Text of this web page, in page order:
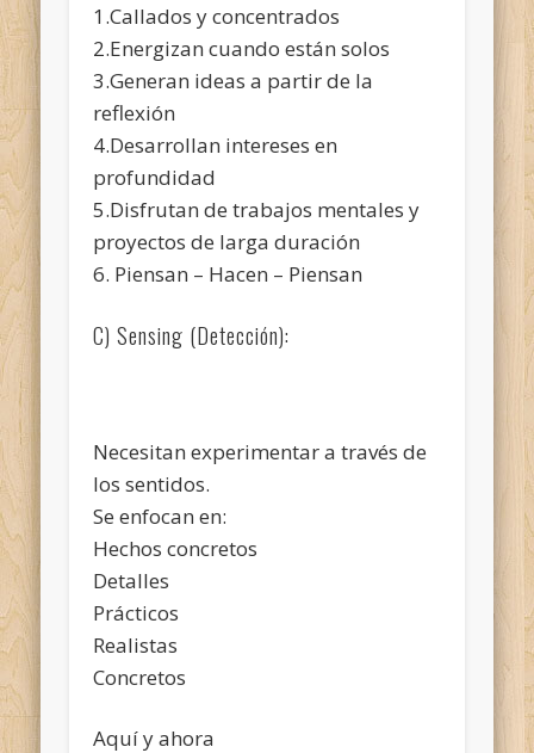
1.Callados y concentrados
2.Energizan cuando están solos
3.Generan ideas a partir de la
reflexión
4.Desarrollan intereses en
profundidad
5.Disfrutan de trabajos mentales y
proyectos de larga duración
6. Piensan – Hacen – Piensan
C) Sensing (Detección):
Necesitan experimentar a través de
los sentidos.
Se enfocan en:
Hechos concretos
Detalles
Prácticos
Realistas
Concretos
Aquí y ahora